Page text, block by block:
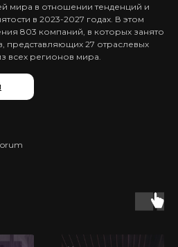
мира в отношении тенденций и
в 2023-2027 годах. В этом
803 компаний, в которых занято
представляющих 27 отраслевых
всех регионов мира.